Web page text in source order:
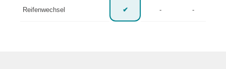
Reifenwechsel ✔ - -